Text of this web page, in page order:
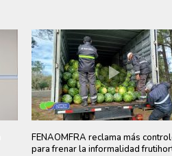
FENAOMFRA reclama más
para frenar la informalidad